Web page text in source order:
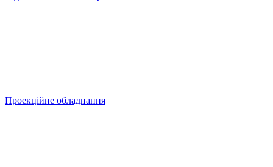
Проекційне обладнання